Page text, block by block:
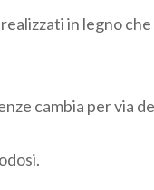
in legno
cambia per via